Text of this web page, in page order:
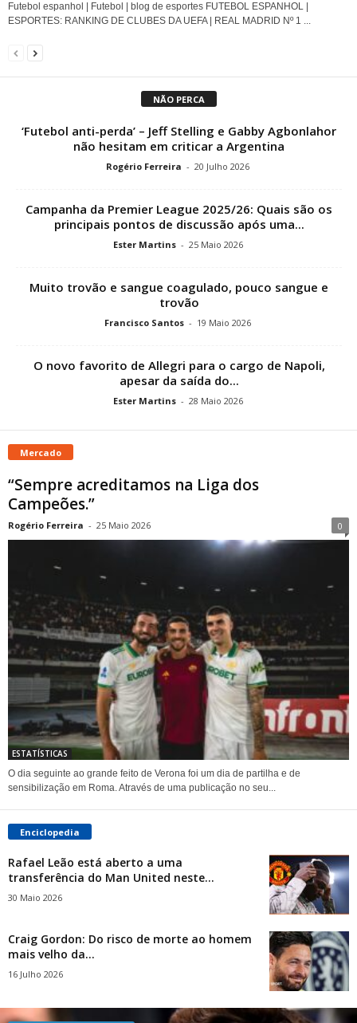
Futebol espanhol | Futebol | blog de esportes FUTEBOL ESPANHOL |
ESPORTES: RANKING DE CLUBES DA UEFA | REAL MADRID Nº 1 ...
NÃO PERCA
‘Futebol anti-perda’ – Jeff Stelling e Gabby Agbonlahor
não hesitam em criticar a Argentina
Rogério Ferreira - 20 Julho 2026
Campanha da Premier League 2025/26: Quais são os
principais pontos de discussão após uma...
Ester Martins - 25 Maio 2026
Muito trovão e sangue coagulado, pouco sangue e
trovão
Francisco Santos - 19 Maio 2026
O novo favorito de Allegri para o cargo de Napoli,
apesar da saída do...
Ester Martins - 28 Maio 2026
Mercado
“Sempre acreditamos na Liga dos
Campeões.”
Rogério Ferreira - 25 Maio 2026 0
ESTATÍSTICAS
O dia seguinte ao grande feito de Verona foi um dia de partilha e de
sensibilização em Roma. Através de uma publicação no seu...
Enciclopedia
Rafael Leão está aberto a uma
transferência do Man United neste...
30 Maio 2026
Craig Gordon: Do risco de morte ao homem
mais velho da...
16 Julho 2026